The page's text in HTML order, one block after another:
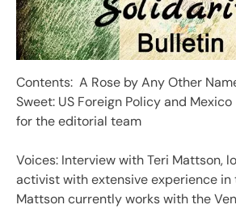
Contents: A Rose by Any Other
Sweet: US Foreign Policy and
for the editorial team
Voices: Interview with Teri Mattson,
activist with extensive experience in
Mattson currently works with the